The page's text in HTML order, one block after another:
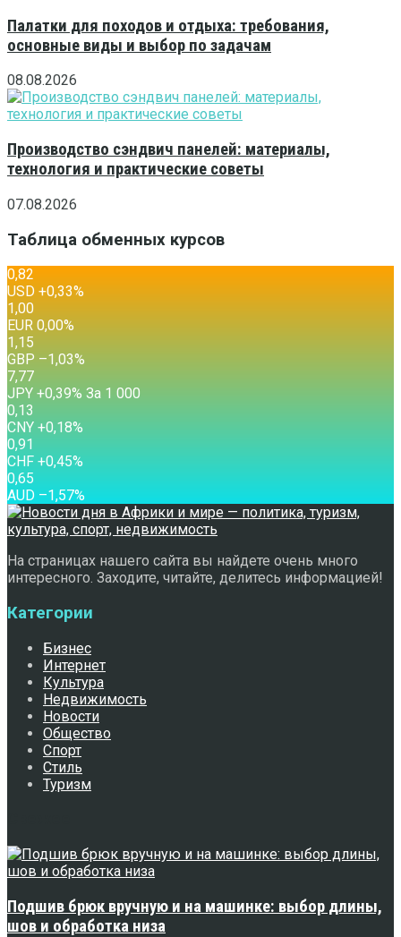
Палатки для походов и отдыха: требования,
основные виды и выбор по задачам
08.08.2026
Производство сэндвич панелей: материалы,
технология и практические советы
07.08.2026
Таблица обменных курсов
0,82
USD +0,33%
1,00
EUR 0,00%
1,15
GBP –1,03%
7,77
JPY +0,39% За 1 000
0,13
CNY +0,18%
0,91
CHF +0,45%
0,65
AUD –1,57%
На страницах нашего сайта вы найдете очень много
интересного. Заходите, читайте, делитесь информацией!
Категории
Бизнес
Интернет
Культура
Недвижимость
Новости
Общество
Спорт
Стиль
Туризм
Подшив брюк вручную и на машинке: выбор длины,
шов и обработка низа